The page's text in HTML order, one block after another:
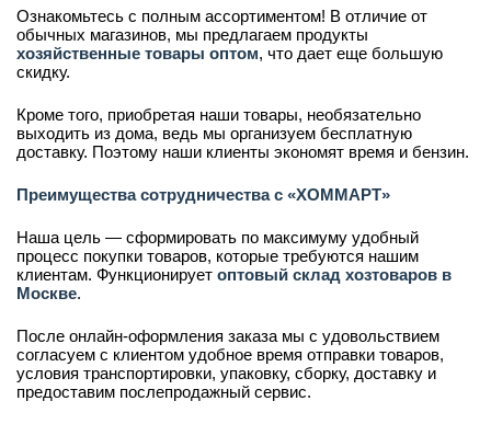
Ознакомьтесь с полным ассортиментом! В отличие от
обычных магазинов, мы предлагаем продукты
хозяйственные товары оптом, что дает еще большую
скидку.
Кроме того, приобретая наши товары, необязательно
выходить из дома, ведь мы организуем бесплатную
доставку. Поэтому наши клиенты экономят время и бензин.
Преимущества сотрудничества с «ХОММАРТ»
Наша цель — сформировать по максимуму удобный
процесс покупки товаров, которые требуются нашим
клиентам. Функционирует оптовый склад хозтоваров в
Москве.
После онлайн-оформления заказа мы с удовольствием
согласуем с клиентом удобное время отправки товаров,
условия транспортировки, упаковку, сборку, доставку и
предоставим послепродажный сервис.